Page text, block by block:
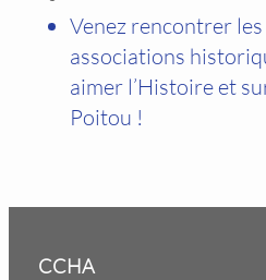
Venez rencontrer
associations
aimer l’Histoire et
Poitou !
CCHA